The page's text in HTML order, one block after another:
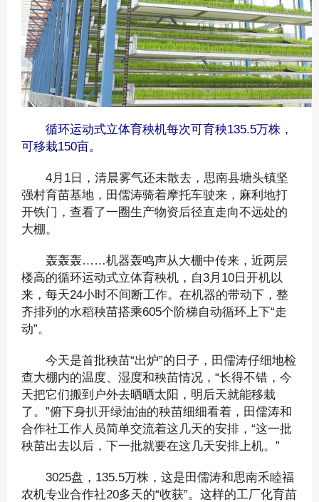
循环运动式立体育秧机每次可育秧135.5万株，
可移栽150亩。
4月1日，清晨雾气还未散去，思南县塘头镇坚
强村育苗基地，田儒涛骑着摩托车驶来，麻利地打
开铁门，查看了一圈生产物资后径直走向不远处的
大棚。
轰轰轰……机器轰鸣声从大棚中传来，近两层
楼高的循环运动式立体育秧机，自3月10日开机以
来，每天24小时不间断工作。在机器的带动下，整
齐排列的水稻秧苗搭乘605个阶梯自动循环上下“走
动”。
今天是首批秧苗“出炉”的日子，田儒涛仔细地检
查大棚内的温度、湿度和秧苗情况，“长得不错，今
天把它们搬到户外去晒晒太阳，明后天就能移栽
了。”俯下身扒开绿油油的秧苗细细看着，田儒涛和
合作社工作人员简单交流着这几天的安排，“这一批
秧苗出去以后，下一批就要在这几天安排上机。”
3025盘，135.5万株，这是田儒涛和思南禾睦福
农机专业合作社20多天的“收获”。这样的工厂化育苗